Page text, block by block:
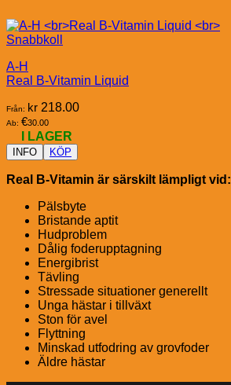
Snabbkoll
A-H
Real B-Vitamin Liquid
Från: kr 218.00
Ab: €30.00
I LAGER
INFO KÖP
Real B-Vitamin är särskilt lämpligt vid:
Pälsbyte
Bristande aptit
Hudproblem
Dålig foderupptagning
Energibrist
Tävling
Stressade situationer generellt
Unga hästar i tillväxt
Ston för avel
Flyttning
Minskad utfodring av grovfoder
Äldre hästar